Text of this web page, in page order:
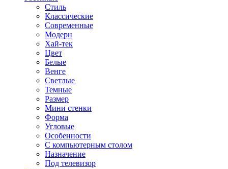
Стиль
Классические
Современные
Модерн
Хай-тек
Цвет
Белые
Венге
Светлые
Темные
Размер
Мини стенки
Форма
Угловые
Особенности
С компьютерным столом
Назначение
Под телевизор